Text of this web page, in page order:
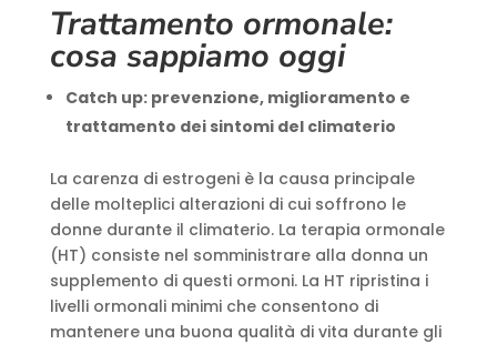
Trattamento ormonale:
cosa sappiamo oggi
Catch up: prevenzione, miglioramento e
trattamento dei sintomi del climaterio
La carenza di estrogeni è la causa principale
delle molteplici alterazioni di cui soffrono le
donne durante il climaterio. La terapia ormonale
(HT) consiste nel somministrare alla donna un
supplemento di questi ormoni. La HT ripristina i
livelli ormonali minimi che consentono di
mantenere una buona qualità di vita durante gli